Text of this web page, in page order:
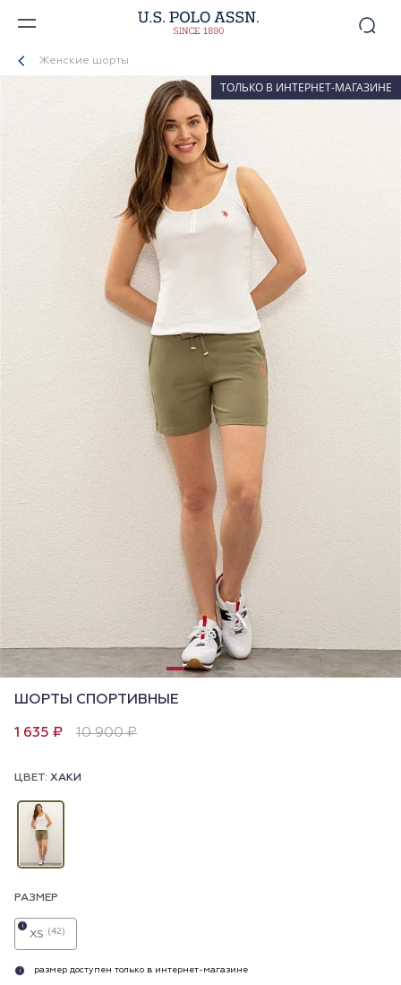
Женские шорты
ТОЛЬКО В ИНТЕРНЕТ-МАГАЗИНЕ
ШОРТЫ СПОРТИВНЫЕ
1 635 ₽ 10 900 ₽
ЦВЕТ: ХАКИ
РАЗМЕР
XS (42)
i
i размер доступен только в интернет-магазине